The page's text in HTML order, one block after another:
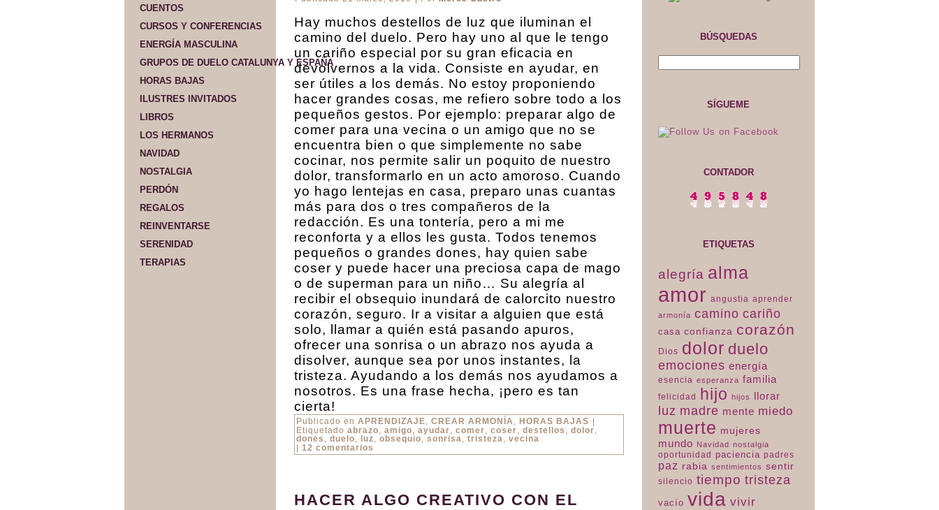
CUENTOS
CURSOS Y CONFERENCIAS
ENERGÍA MASCULINA
GRUPOS DE DUELO CATALUNYA Y ESPAÑA
HORAS BAJAS
ILUSTRES INVITADOS
LIBROS
LOS HERMANOS
NAVIDAD
NOSTALGIA
PERDÓN
REGALOS
REINVENTARSE
SERENIDAD
TERAPIAS
Hay muchos destellos de luz que iluminan el
camino del duelo. Pero hay uno al que le tengo
un cariño especial por su gran eficacia en
devolvernos a la vida. Consiste en ayudar, en
ser útiles a los demás. No estoy proponiendo
hacer grandes cosas, me refiero sobre todo a los
pequeños gestos. Por ejemplo: preparar algo de
comer para una vecina o un amigo que no se
encuentra bien o que simplemente no sabe
cocinar, nos permite salir un poquito de nuestro
dolor, transformarlo en un acto amoroso. Cuando
yo hago lentejas en casa, preparo unas cuantas
más para dos o tres compañeros de la
redacción. Es una tontería, pero a mi me
reconforta y a ellos les gusta. Todos tenemos
pequeños o grandes dones, hay quien sabe
coser y puede hacer una preciosa capa de mago
o de superman para un niño… Su alegría al
recibir el obsequio inundará de calorcito nuestro
corazón, seguro. Ir a visitar a alguien que está
solo, llamar a quién está pasando apuros,
ofrecer una sonrisa o un abrazo nos ayuda a
disolver, aunque sea por unos instantes, la
tristeza. Ayudando a los demás nos ayudamos a
nosotros. Es una frase hecha, ¡pero es tan
cierta!
Publicado en APRENDIZAJE, CREAR ARMONÍA , HORAS BAJAS
Etiquetado abrazo, amigo, ayudar, comer, coser, destellos , dolor,
dones , duelo, luz, obsequio, sonrisa, tristeza, vecina
12 comentarios
HACER ALGO CREATIVO CON EL
BÚSQUEDAS
SÍGUEME
CONTADOR
ETIQUETAS
alegría alma
amor angustia aprender
armonía camino cariño
casa confianza corazón
Dios dolor duelo
emociones energía
esencia esperanza familia
felicidad hijo hijos llorar
luz madre mente miedo
muerte mujeres
mundo Navidad nostalgia
oportunidad
paciencia padres
paz rabia sentimientos sentir
silencio tiempo tristeza
vacío vida vivir